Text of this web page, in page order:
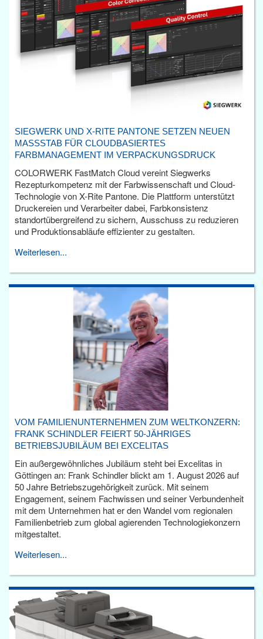
SIEGWERK UND X-RITE PANTONE SETZEN NEUEN
MASSSTAB FÜR CLOUDBASIERTES F
ARBMANAGEMENT IM VERPACKUNGSDRUCK
COLORWERK FastMatch Cloud vereint Siegwerks
Rezepturkompetenz mit der Farbwissenschaft und Cloud-
Technologie von X-Rite Pantone. Die Plattform unterstützt
Druckereien und Verarbeiter dabei, Farbkonsistenz
standortübergreifend zu sichern, Ausschuss zu reduzieren
und Produktionsabläufe effizienter zu gestalten.
Weiterlesen...
VOM FAMILIENUNTERNEHMEN ZUM WELTKONZERN:
FRANK SCHINDLER FEIERT 50-JÄHRIGES
BETRIEBSJUBILÄUM BEI EXCELITAS
Ein außergewöhnliches Jubiläum steht bei Excelitas in
Göttingen an: Frank Schindler blickt am 1. August 2026 auf
50 Jahre Betriebszugehörigkeit zurück. Mit seinem
Engagement, seinem Fachwissen und seiner Verbundenheit
mit dem Unternehmen hat er den Wandel vom regionalen
Familienbetrieb zum global agierenden Technologiekonzern
mitgestaltet.
Weiterlesen...